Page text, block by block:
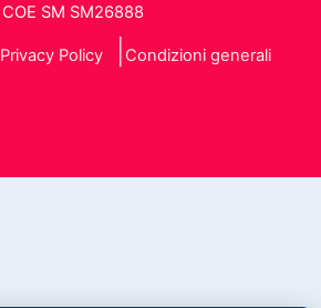
COE SM SM26888
Privacy Policy Condizioni generali